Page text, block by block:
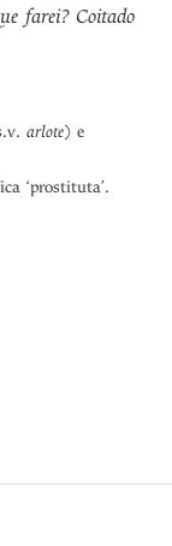
farei? Coitado
arlote) e
‘prostituta’.